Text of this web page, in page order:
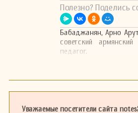
Полезно? Поделись
Бабаджанян, Арно
советский
педагог.
Уважаемые посетители сайта